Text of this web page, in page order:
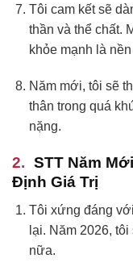
Tôi cam kết sẽ
thần và thể chất.
khỏe mạnh là
Năm mới, tôi sẽ
thân trong quá
nặng.
STT Năm
Định Giá Trị
Tôi xứng đáng
lại. Năm 2026,
nữa.